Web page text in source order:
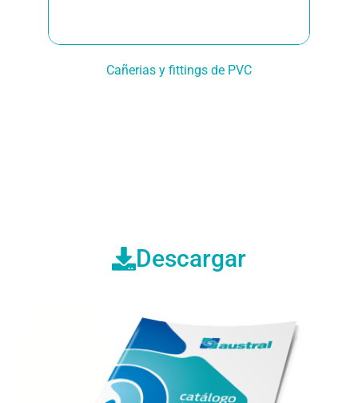
Cañerias y fittings de PVC
Descargar